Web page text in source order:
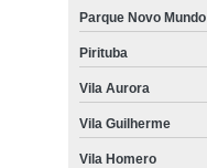
Parque Novo Mundo
Pirituba
Vila Aurora
Vila Guilherme
Vila Homero